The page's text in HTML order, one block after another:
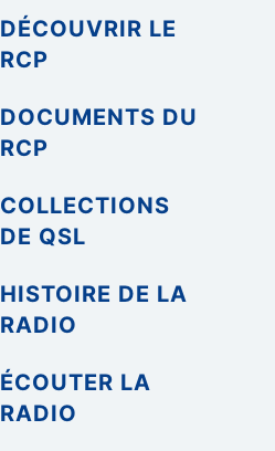
DÉCOUVRIR LE
RCP
DOCUMENTS DU
RCP
COLLECTIONS
DE QSL
HISTOIRE DE LA
RADIO
ÉCOUTER LA
RADIO